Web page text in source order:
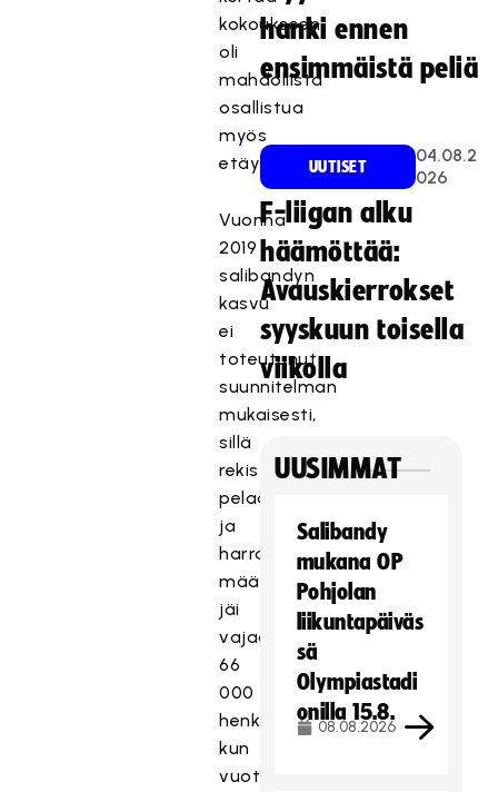
kokoukseen
oli
mahdollista
osallistua
myös
etäyhteydellä.
Vuonna
2019
salibandyn
kasvu
ei
toteutunut
suunnitelman
mukaisesti,
sillä
rekisteröityjen
pelaajien
ja
harrastajien
määrä
jäi
vajaaseen
66
000
henkilöön,
kun
vuotta
hanki ennen
ensimmäistä peliä
UUTISET
04.08.2
026
F-liigan alku
häämöttää:
Avauskierrokset
syyskuun toisella
viikolla
UUSIMMAT
Salibandy
mukana OP
Pohjolan
liikuntapäiväs
sä
Olympiastadi
onilla 15.8.
08.08.2026